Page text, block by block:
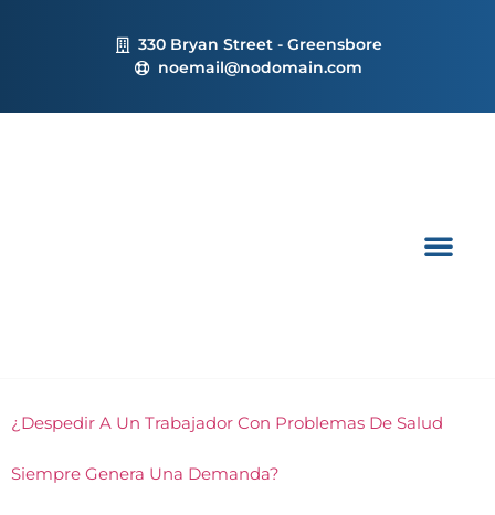
330 Bryan Street - Greensbore
noemail@nodomain.com
¿Despedir A Un Trabajador Con Problemas De Salud
Siempre Genera Una Demanda?